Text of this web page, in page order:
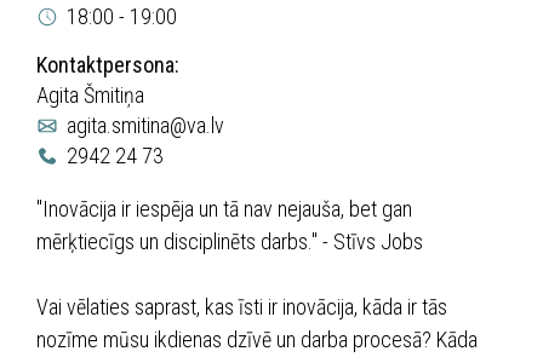
18:00 - 19:00
Kontaktpersona:
Agita Šmitiņa
agita.smitina@va.lv
2942 24 73
"Inovācija ir iespēja un tā nav nejauša, bet gan
mērķtiecīgs un disciplinēts darbs." - Stīvs Jobs
Vai vēlaties saprast, kas īsti ir inovācija, kāda ir tās
nozīme mūsu ikdienas dzīvē un darba procesā? Kāda